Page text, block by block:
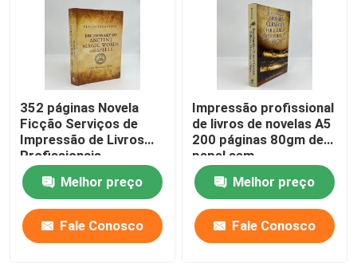
352 páginas Novela
Ficção Serviços de
Impressão de Livros
Profissionais
Impressão offset
80gm Melhor preço
Fale Conosco
Impressão profissional
de livros de novelas A5
200 páginas 80gm de
papel sem
revestimento
Melhor preço
Fale Conosco